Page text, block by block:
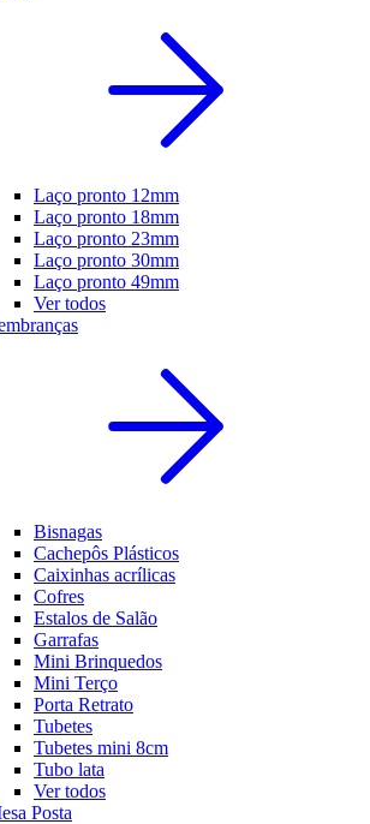
Laço pronto 12mm
Laço pronto 18mm
Laço pronto 23mm
Laço pronto 30mm
Laço pronto 49mm
Ver todos
Bisnagas
Cachepôs Plásticos
Caixinhas acrílicas
Cofres
Estalos de Salão
Garrafas
Mini Brinquedos
Mini Terço
Porta Retrato
Tubetes
Tubetes mini 8cm
Tubo lata
Ver todos
Posta